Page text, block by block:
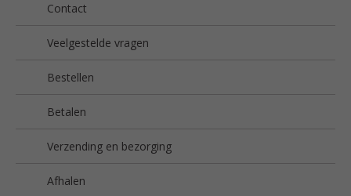
Contact
Veelgestelde vragen
Bestellen
Betalen
Verzending en bezorging
Afhalen